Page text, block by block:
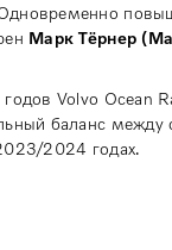
Марк Тёрнер
Volvo Ocean
баланс
2024 годах.